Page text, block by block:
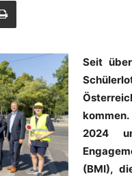
Seit
2024
(BMI),